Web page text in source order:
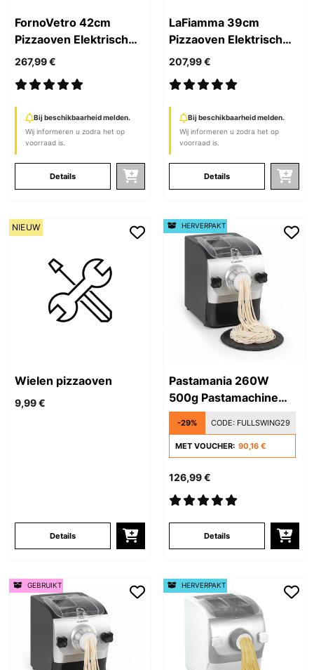
FornoVetro 42cm
Pizzaoven Elektrisch​
Zwart
267,99 €
Bij beschikbaarheid melden.
Wij informeren u zodra het op
voorraad is.
Details
LaFiamma 39cm
Pizzaoven Elektrisch​
Zwart
207,99 €
Bij beschikbaarheid melden.
Wij informeren u zodra het op
voorraad is.
Details
Wielen pizzaoven
9,99 €
Details
NIEUW
Pastamania 260W
500g Pastamachine
Zwart
-29% CODE: FULLSWING29
MET VOUCHER: 90,16 €
126,99 €
Details
HERVERPAKT
GEBRUIKT HERVERPAKT